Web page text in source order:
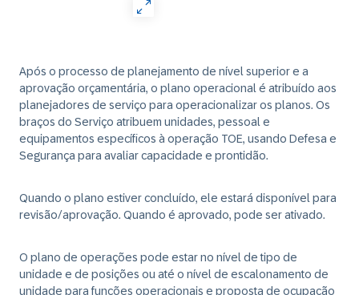
Após o processo de planejamento de nível superior e a
aprovação orçamentária, o plano operacional é atribuído aos
planejadores de serviço para operacionalizar os planos. Os
braços do Serviço atribuem unidades, pessoal e
equipamentos específicos à operação TOE, usando Defesa e
Segurança para avaliar capacidade e prontidão.
Quando o plano estiver concluído, ele estará disponível para
revisão/aprovação. Quando é aprovado, pode ser ativado.
O plano de operações pode estar no nível de tipo de
unidade e de posições ou até o nível de escalonamento de
unidade para funções operacionais e proposta de ocupação